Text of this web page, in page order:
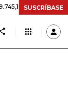
+$ 2.295,71 +0,58%
SUSCRÍBASE